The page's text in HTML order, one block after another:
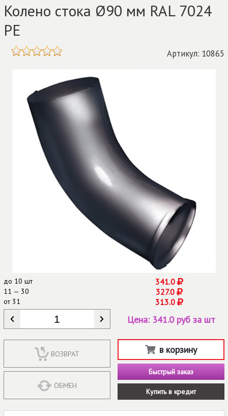
Колено стока Ø90 мм RAL 7024
РЕ
Артикул: 10865
до 10 шт 341.0
11 — 30 327.0
от31 313.0
КОЛИЧЕСТВО
ВОЗВРАТ
ОБМЕН
Цена: 341.0 руб за шт
в корзину
Быстрый заказ
Купить в кредит